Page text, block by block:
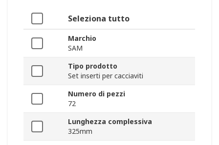
Seleziona tutto
Marchio
SAM
Tipo prodotto
Set inserti per cacciaviti
Numero di pezzi
72
Lunghezza complessiva
325mm